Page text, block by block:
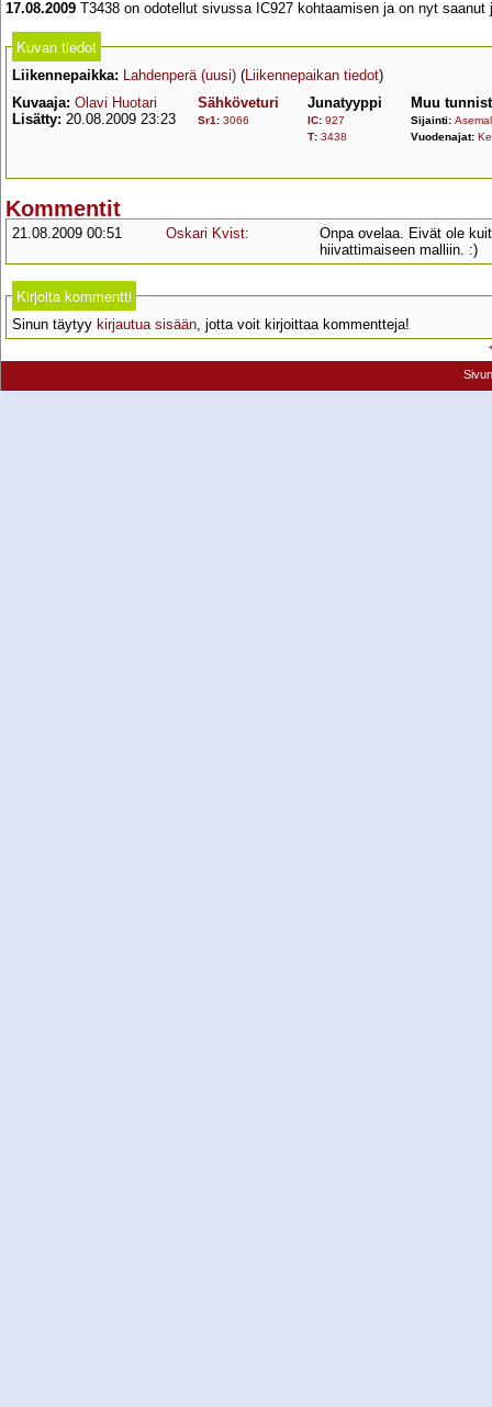
17.08.2009 T3438 on odotellut sivussa IC927 kohtaamisen ja on nyt
Kuvan tiedot
Liikennepaikka: Lahdenperä (uusi) (Liikennepaikan tiedot)
Kuvaaja: Olavi Huotari
Lisätty: 20.08.2009 23:23
Sähköveturi
Sr1 : 3066
Junatyyppi
IC: 927
T: 3438
Muu
Sijainti:
Vuodenajat:
Kommentit
21.08.2009 00:51 Oskari Kvist:
Onpa ovelaa. Eivät ole
hiivattimaiseen malliin. :)
Kirjoita kommentti
Sinun täytyy kirjautua sisään, jotta voit kirjoittaa kommentteja!